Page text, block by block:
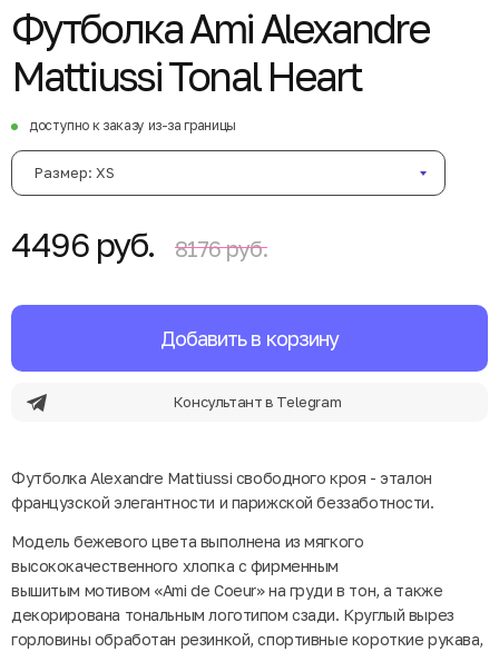
Футболка Ami Alexandre
Mattiussi Tonal Heart
доступно к заказу из-за границы
Размер: XS
4496 руб. 8176 руб.
Добавить в корзину
Консультант в Telegram
Футболка Alexandre Mattiussi свободного кроя - эталон
французской элегантности и парижской беззаботности.
Модель бежевого цвета выполнена из мягкого
высококачественного хлопка с фирменным
вышитым мотивом «Ami de Coeur» на груди в тон, а также
декорирована тональным логотипом сзади. Круглый вырез
горловины обработан резинкой, спортивные короткие рукава,